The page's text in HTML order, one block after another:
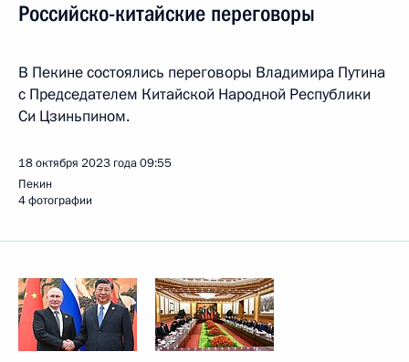
Российско-китайские переговоры
В Пекине состоялись переговоры Владимира Путина
с Председателем Китайской Народной Республики
Си Цзиньпином.
18 октября 2023 года09:55
Пекин
4 фотографии